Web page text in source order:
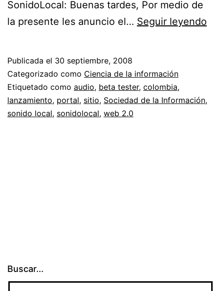
SonidoLocal: Buenas tardes, Por medio de
la presente les anuncio el… Seguir leyendo
Publicada el 30 septiembre, 2008
Categorizado como Ciencia de la información
Etiquetado como audio, beta tester, colombia,
lanzamiento, portal, sitio, Sociedad de la Información,
sonido local, sonidolocal, web 2.0
Buscar...